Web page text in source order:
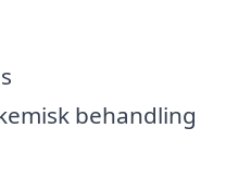
behandling